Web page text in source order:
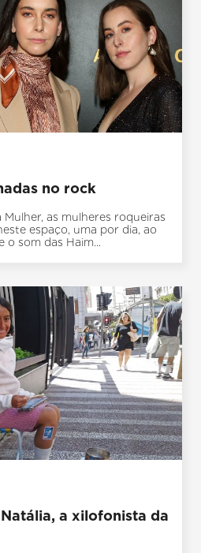
no rock
as mulheres roqueiras
espaço, uma por dia, ao
o som das Haim...
a xilofonista da